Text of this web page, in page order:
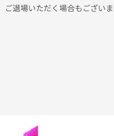
退場いただく場合もござい